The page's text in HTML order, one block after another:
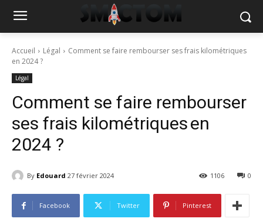
Accueil Légal
Comment se faire rembourser ses frais kilométriques
en 2024 ?
Légal
Comment se faire rembourser
ses frais kilométriques en
2024 ?
By Edouard 27 février 2024 0
1106
Facebook Twitter Pinterest